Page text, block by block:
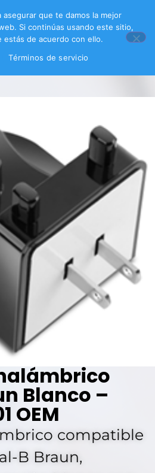
Blanco –
OEM
compatible
B Braun,
asegurar que te damos la mejor
Si continúas usando este sitio,
estás de acuerdo con ello.
Términos de servicio